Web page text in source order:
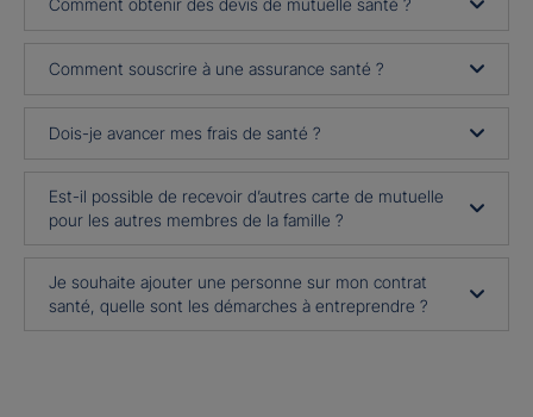
Comment souscrire à une assurance santé ?
Dois-je avancer mes frais de santé ?
Est-il possible de recevoir d’autres carte de mutuelle
pour les autres membres de la famille ?
Je souhaite ajouter une personne sur mon contrat
santé, quelle sont les démarches à entreprendre ?